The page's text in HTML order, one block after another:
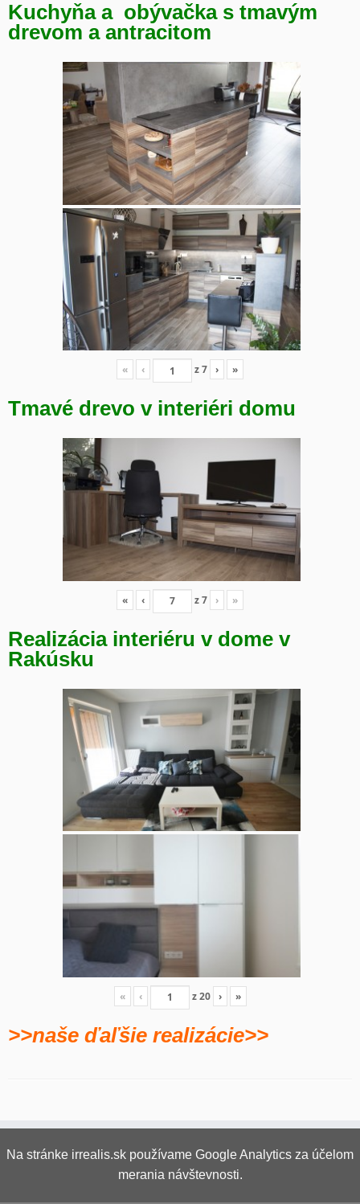
Kuchyňa a obývačka s tmavým
drevom a antracitom
« ‹ z7 › »
Tmavé drevo v interiéri domu
« ‹ z7 › »
Realizácia interiéru v dome v
Rakúsku
« ‹ z20 › »
>>naše ďaľšie realizácie>>
Na stránke irrealis.sk používame Google Analytics za účelom
merania návštevnosti.